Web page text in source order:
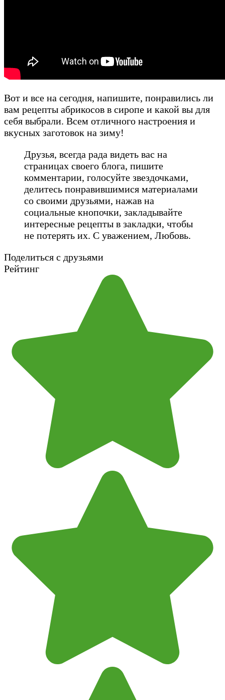
Вот и все на сегодня, напишите, понравились ли
вам рецепты абрикосов в сиропе и какой вы для
себя выбрали. Всем отличного настроения и
вкусных заготовок на зиму!
Друзья, всегда рада видеть вас на
страницах своего блога, пишите
комментарии, голосуйте звездочками,
делитесь понравившимися материалами
со своими друзьями, нажав на
социальные кнопочки, закладывайте
интересные рецепты в закладки, чтобы
не потерять их. С уважением, Любовь.
Поделиться с друзьями
Рейтинг